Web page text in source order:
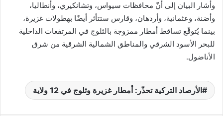
وأشار البيان إلى أنّ محافظات سيواس، وتشانكيري، وأنطاليا،
وأضنة، وعثمانية، وأردهان، وقارس ستتأثر أيضًا بهطولات غزيرة،
بينما يُتوقّع تساقط أمطار ممزوجة بالثلوج في المرتفعات الداخلية
للبحر الأسود الشرقي والمناطق الشمالية الشرقية من شرق
الأناضول.
الأرصاد التركية تحذّر: أمطار غزيرة وثلوج في 12 ولاية